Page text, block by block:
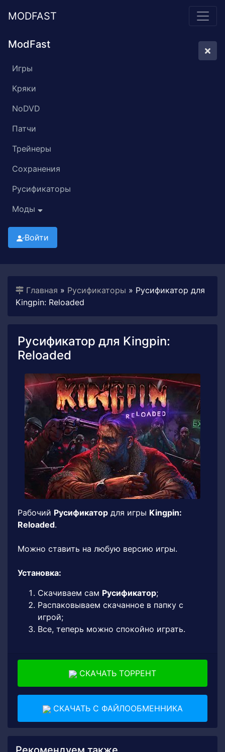
MODFAST
ModFast
Игры
Кряки
NoDVD
Патчи
Трейнеры
Сохранения
Русификаторы
Моды
Войти
Главная » Русификаторы » Русификатор для
Kingpin: Reloaded
Русификатор для Kingpin:
Reloaded
Рабочий Русификатор для игры Kingpin:
Reloaded.
Можно ставить на любую версию игры.
Установка:
Скачиваем сам Русификатор;
Распаковываем скачанное в папку с
игрой;
Все, теперь можно спокойно играть.
СКАЧАТЬ ТОРРЕНТ
СКАЧАТЬ С ФАЙЛООБМЕННИКА